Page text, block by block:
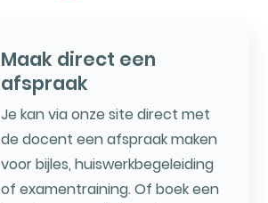
Maak direct een
afspraak
Je kan via onze site direct met
de docent een afspraak maken
voor bijles, huiswerkbegeleiding
of examentraining. Of boek een